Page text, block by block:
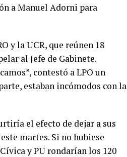
a Manuel Adorni para
y la UCR, que reúnen 18
al Jefe de Gabinete.
contestó a LPO un
estaban incómodos con la
el efecto de dejar a sus
martes. Si no hubiese
y PU rondarían los 120